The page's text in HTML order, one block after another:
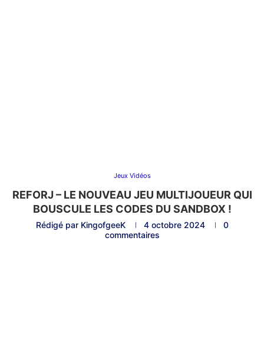
Jeux Vidéos
REFORJ – LE NOUVEAU JEU MULTIJOUEUR QUI
BOUSCULE LES CODES DU SANDBOX !
Rédigé par KingofgeeK 4 octobre 2024
0
commentaires